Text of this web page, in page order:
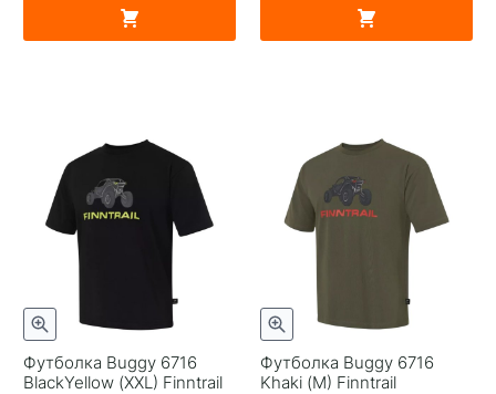
Футболка Buggy 6716
BlackYellow (XXL) Finntrail
Футболка Buggy 6716
Khaki (M) Finntrail